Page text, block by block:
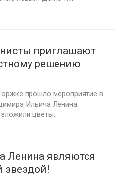
приглашают
решению
прошло мероприятие в
Ильича Ленина.
цветы...
Ленина являются
звездой!